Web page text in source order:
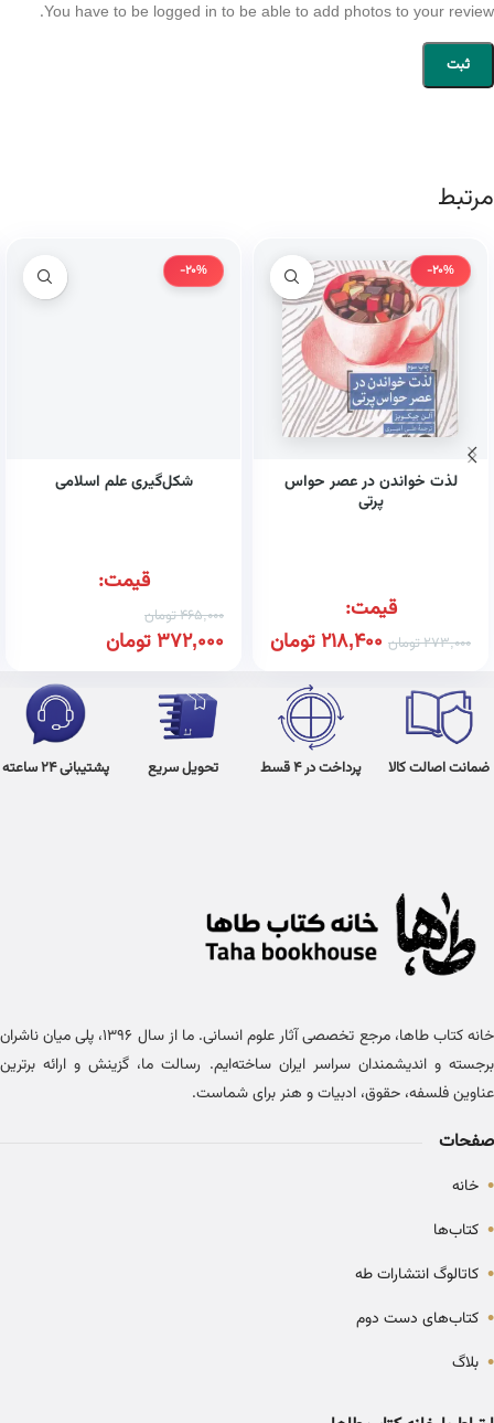
You have to be logged in to be able to add photos to your review.
مرتبط
-20%
لذت خواندن در عصر حواس
پرتی
قیمت:
273,000تومان 218,400تومان
-20%
شکل‌گیری علم اسلامی
قیمت:
465,000تومان
372,000تومان
ضمانت اصالت کالا پرداخت در 4 قسط تحویل سریع پشتیبانی 24 ساعته
خانه کتاب طاها، مرجع تخصصی آثار علوم انسانی. ما از سال ۱۳۹۶، پلی میان ناشران
برجسته و اندیشمندان سراسر ایران ساخته‌ایم. رسالت ما، گزینش و ارائه برترین
عناوین فلسفه، حقوق، ادبیات و هنر برای شماست.
صفحات
• خانه
• کتاب‌ها
• کاتالوگ انتشارات طه
• کتاب‌های دست دوم
• بلاگ